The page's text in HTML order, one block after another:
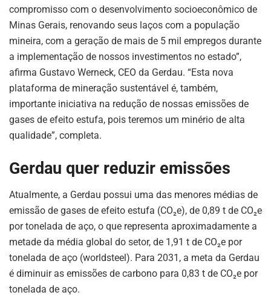
compromisso com o desenvolvimento socioeconômico de
Minas Gerais, renovando seus laços com a população
mineira, com a geração de mais de 5 mil empregos durante
a implementação de nossos investimentos no estado”,
afirma Gustavo Werneck, CEO da Gerdau. “Esta nova
plataforma de mineração sustentável é, também,
importante iniciativa na redução de nossas emissões de
gases de efeito estufa, pois teremos um minério de alta
qualidade”, completa.
Gerdau quer reduzir emissões
Atualmente, a Gerdau possui uma das menores médias de
emissão de gases de efeito estufa (CO₂e), de 0,89 t de CO₂e
por tonelada de aço, o que representa aproximadamente a
metade da média global do setor, de 1,91 t de CO₂e por
tonelada de aço (worldsteel). Para 2031, a meta da Gerdau
é diminuir as emissões de carbono para 0,83 t de CO₂e por
tonelada de aço.